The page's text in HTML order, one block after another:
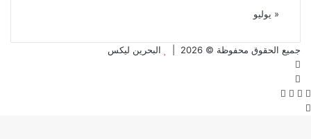
« يوليو
جميع الحقوق محفوظة © 2026 |
البحرين ليكس
فيسبوك
تويترواتساب